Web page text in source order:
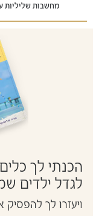
מחשבות שליליות
הכנתי לך
לגדל ילדים
ויעזרו לך